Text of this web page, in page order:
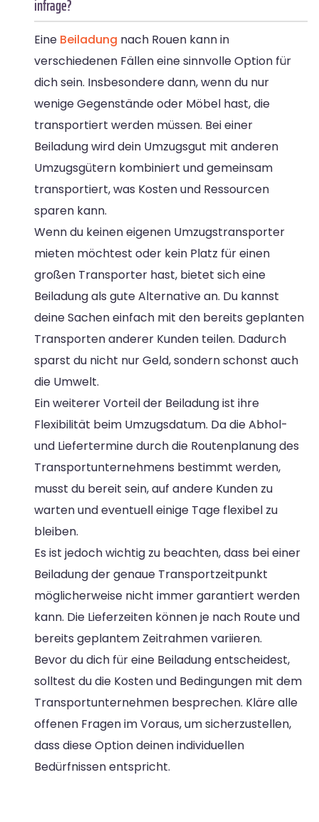
infrage?
Eine Beiladung nach Rouen kann in
verschiedenen Fällen eine sinnvolle Option für
dich sein. Insbesondere dann, wenn du nur
wenige Gegenstände oder Möbel hast, die
transportiert werden müssen. Bei einer
Beiladung wird dein Umzugsgut mit anderen
Umzugsgütern kombiniert und gemeinsam
transportiert, was Kosten und Ressourcen
sparen kann.
Wenn du keinen eigenen Umzugstransporter
mieten möchtest oder kein Platz für einen
großen Transporter hast, bietet sich eine
Beiladung als gute Alternative an. Du kannst
deine Sachen einfach mit den bereits geplanten
Transporten anderer Kunden teilen. Dadurch
sparst du nicht nur Geld, sondern schonst auch
die Umwelt.
Ein weiterer Vorteil der Beiladung ist ihre
Flexibilität beim Umzugsdatum. Da die Abhol-
und Liefertermine durch die Routenplanung des
Transportunternehmens bestimmt werden,
musst du bereit sein, auf andere Kunden zu
warten und eventuell einige Tage flexibel zu
bleiben.
Es ist jedoch wichtig zu beachten, dass bei einer
Beiladung der genaue Transportzeitpunkt
möglicherweise nicht immer garantiert werden
kann. Die Lieferzeiten können je nach Route und
bereits geplantem Zeitrahmen variieren.
Bevor du dich für eine Beiladung entscheidest,
solltest du die Kosten und Bedingungen mit dem
Transportunternehmen besprechen. Kläre alle
offenen Fragen im Voraus, um sicherzustellen,
dass diese Option deinen individuellen
Bedürfnissen entspricht.